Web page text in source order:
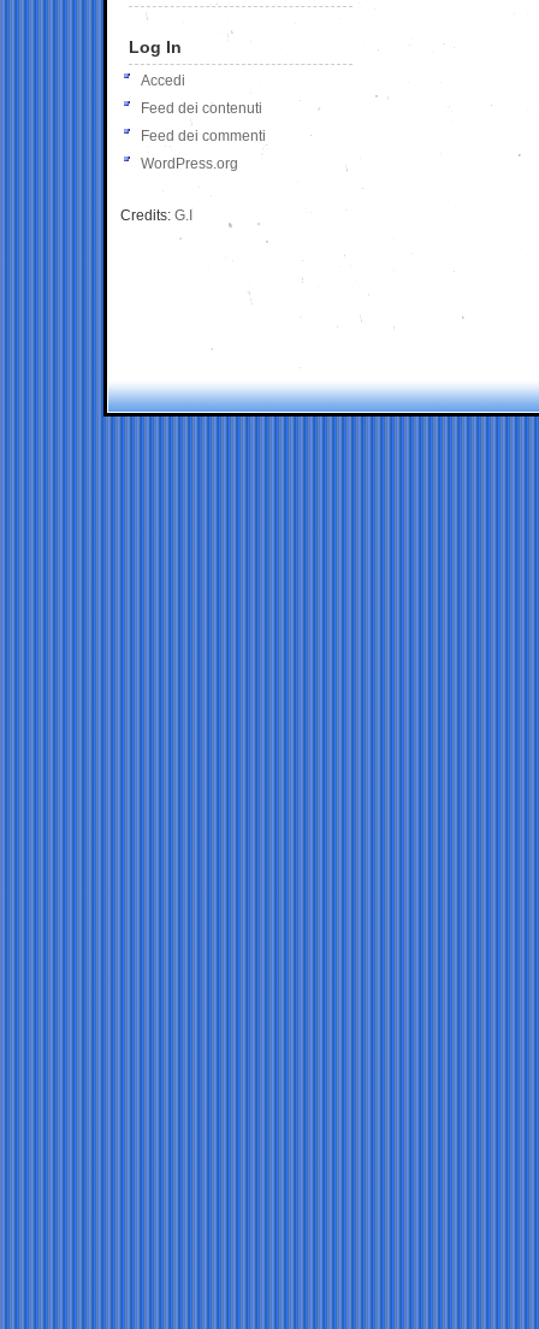
Log In
Accedi
Feed dei contenuti
Feed dei commenti
WordPress.org
Credits: G.I